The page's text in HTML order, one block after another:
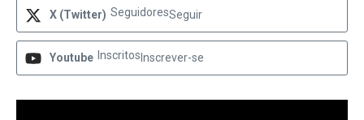
X (Twitter) SeguidoresSeguir
Youtube Inscritos Inscrever-se